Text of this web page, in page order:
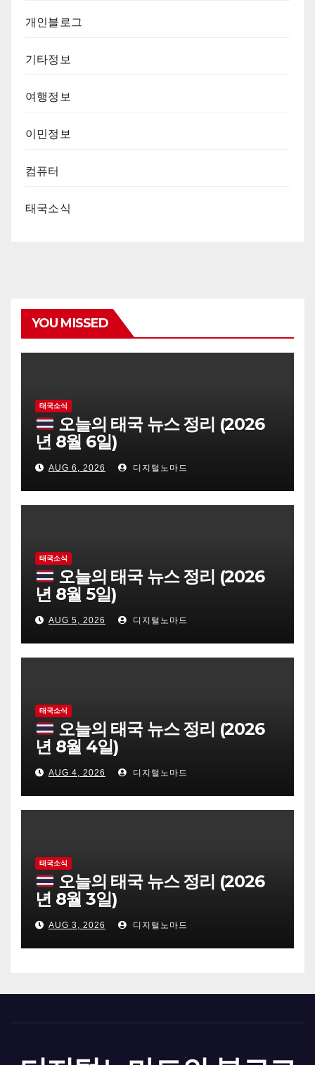
개인블로그
기타정보
여행정보
이민정보
컴퓨터
태국소식
YOU MISSED
태국소식
오늘의 태국 뉴스 정리 (2026
년 8월 6일)
AUG 6, 2026 디지털노마드
태국소식
오늘의 태국 뉴스 정리 (2026
년 8월 5일)
AUG 5, 2026 디지털노마드
태국소식
오늘의 태국 뉴스 정리 (2026
년 8월 4일)
AUG 4, 2026 디지털노마드
태국소식
오늘의 태국 뉴스 정리 (2026
년 8월 3일)
AUG 3, 2026 디지털노마드